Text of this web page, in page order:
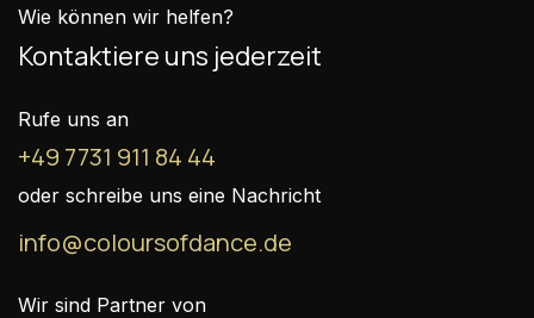
Rufe uns an
+49 7731 911 84 44
oder schreibe uns eine Nachricht
info@coloursofdance.de
Wie können wir helfen?
Kontaktiere uns jederzeit
Wir sind Partner von